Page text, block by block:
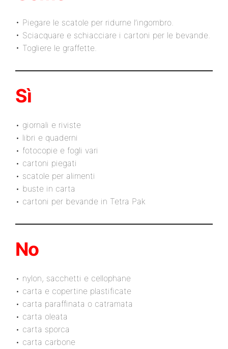
• Piegare le scatole per ridurne l’ingombro.
• Sciacquare e schiacciare i cartoni per le bevande.
• Togliere le graffette.
Sì
• giornali e riviste
• libri e quaderni
• fotocopie e fogli vari
• cartoni piegati
• scatole per alimenti
• buste in carta
• cartoni per bevande in Tetra Pak
No
• nylon, sacchetti e cellophane
• carta e copertine plastificate
• carta paraffinata o catramata
• carta oleata
• carta sporca
• carta carbone